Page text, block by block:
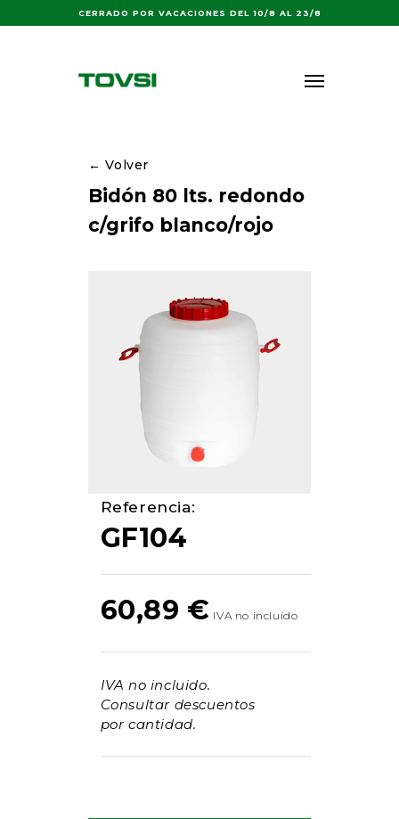
CERRADO POR VACACIONES DEL 10/8 AL 23/8
← Volver
Bidón 80 lts. redondo
c/grifo blanco/rojo
Referencia:
GF104
60,89 €
IVA no incluido.
Consultar descuentos
por cantidad.